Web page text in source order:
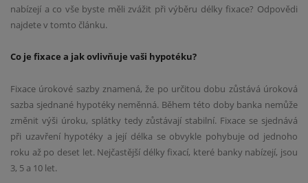
nabízejí a co vše byste měli zvážit při výběru délky fixace? Odpovědi
najdete v tomto článku.
Co je fixace a jak ovlivňuje vaši hypotéku?
Fixace úrokové sazby znamená, že po určitou dobu zůstává úroková
sazba sjednané hypotéky neměnná. Během této doby banka nemůže
změnit výši úroku, splátky tedy zůstávají stabilní. Fixace se sjednává
při uzavření hypotéky a její délka se obvykle pohybuje od jednoho
roku až po deset let. Nejčastější délky fixací, které banky nabízejí, jsou
3, 5 a 10 let.